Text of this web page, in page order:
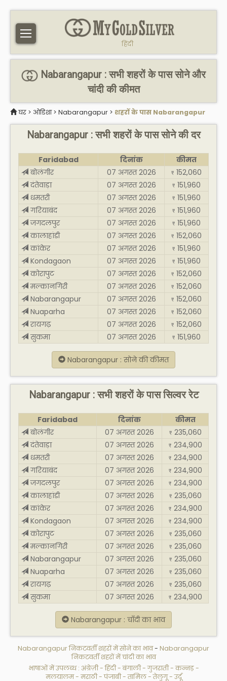
हिंदी
Nabarangapur : सभी शहरों के पास सोने और
चांदी की कीमत
घर > ओडिशा> Nabarangapur > शहरों के पास Nabarangapur
Nabarangapur : सभी शहरों के पास सोने की दर
Faridabad दिनांक
कीमत
बोलंगीर
07 अगस्त 2026 ₹ 152,060
दंतेवाड़ा
07 अगस्त 2026 ₹ 151,960
धमतरी
07 अगस्त 2026 ₹ 151,960
गरियाबंद
07 अगस्त 2026 ₹ 151,960
जगदलपुर
07 अगस्त 2026 ₹ 151,960
कालाहांडी
07 अगस्त 2026 ₹ 152,060
कांकेर
07 अगस्त 2026 ₹ 151,960
Kondagaon
07 अगस्त 2026 ₹ 151,960
कोरापुट
07 अगस्त 2026 ₹ 152,060
मल्कानगिरी
07 अगस्त 2026 ₹ 152,060
Nabarangapur
07 अगस्त 2026 ₹ 152,060
Nuaparha
07 अगस्त 2026 ₹ 152,060
रायगढ़
07 अगस्त 2026 ₹ 152,060
सुकमा
07 अगस्त 2026 ₹ 151,960
Nabarangapur : सोने की कीमत
Nabarangapur : सभी शहरों के पास सिल्वर रेट
Faridabad दिनांक
कीमत
बोलंगीर
07 अगस्त 2026 ₹ 235,060
दंतेवाड़ा
07 अगस्त 2026 ₹ 234,900
धमतरी
07 अगस्त 2026 ₹ 234,900
गरियाबंद
07 अगस्त 2026 ₹ 234,900
जगदलपुर
07 अगस्त 2026 ₹ 234,900
कालाहांडी
07 अगस्त 2026 ₹ 235,060
कांकेर
07 अगस्त 2026 ₹ 234,900
Kondagaon
07 अगस्त 2026 ₹ 234,900
कोरापुट
07 अगस्त 2026 ₹ 235,060
मल्कानगिरी
07 अगस्त 2026 ₹ 235,060
Nabarangapur
07 अगस्त 2026 ₹ 235,060
Nuaparha
07 अगस्त 2026 ₹ 235,060
रायगढ़
07 अगस्त 2026 ₹ 235,060
सुकमा
07 अगस्त 2026 ₹ 234,900
Nabarangapur : चाँदी का भाव
Nabarangapur निकटवर्ती शहरों में सोने का भाव- Nabarangapur
निकटवर्ती शहरों में चांदी का भाव
भाषाओं में उपलब्ध : अंग्रेज़ी-हिंदी-बंगाली-गुजराती-कन्नड़-
मलयालम- मराठी-पंजाबी-तामिल-तेलुगू-उर्दू